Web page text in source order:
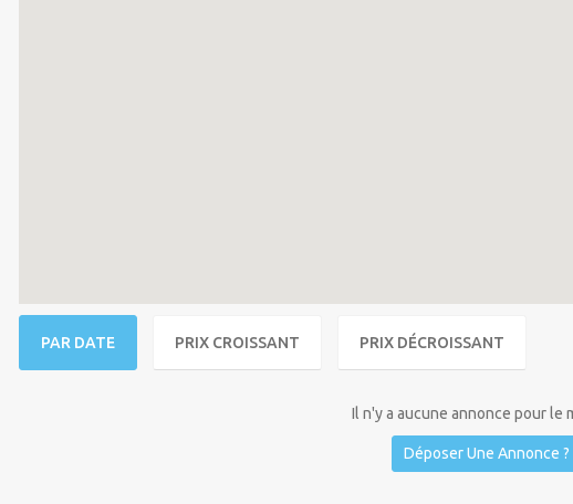
PAR DATE PRIX CROISSANT PRIX DÉCROISSANT
Il n'y a aucune annonce pour le
Déposer Une Annonce ?